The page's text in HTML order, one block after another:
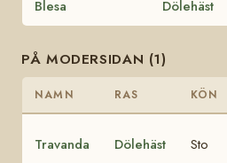
Blesa Dölehäst
PÅ MODERSIDAN (1)
NAMN RAS KÖN
Travanda Dölehäst Sto